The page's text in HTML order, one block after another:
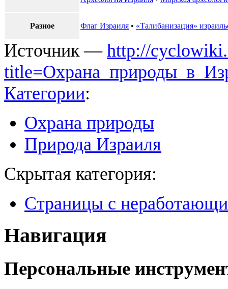
Разное Флаг Израиля • «Талибанизация»
Источник — http://
Категории:
Охрана природы
Природа Израиля
Скрытая категория:
Страницы с
Навигация
Персональные